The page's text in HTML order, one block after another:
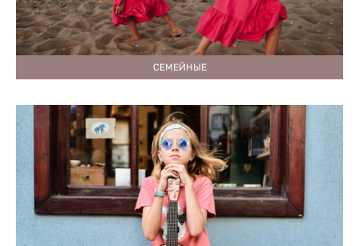
СЕМЕЙНЫЕ